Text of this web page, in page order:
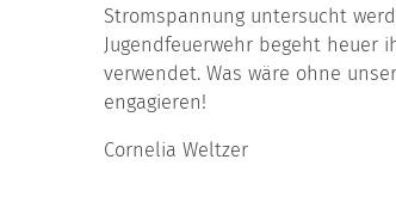
Stromspannung untersucht
Jugendfeuerwehr begeht heuer
verwendet. Was wäre ohne
engagieren!
Cornelia Weltzer